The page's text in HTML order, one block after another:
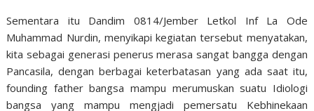
Sementara itu Dandim 0814/Jember Letkol Inf La Ode
Muhammad Nurdin, menyikapi kegiatan tersebut menyatakan,
kita sebagai generasi penerus merasa sangat bangga dengan
Pancasila, dengan berbagai keterbatasan yang ada saat itu,
founding father bangsa mampu merumuskan suatu Idiologi
bangsa yang mampu mengjadi pemersatu Kebhinekaan